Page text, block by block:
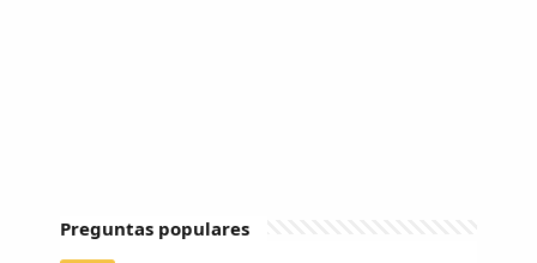
Preguntas populares